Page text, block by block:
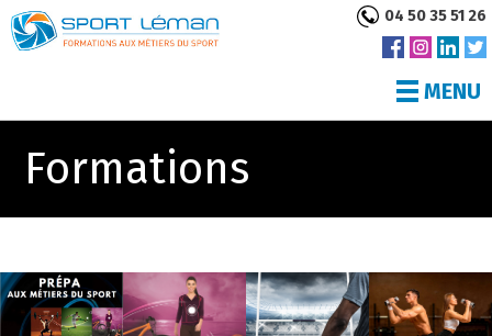
04 50 35 51 26
MENU
Formations